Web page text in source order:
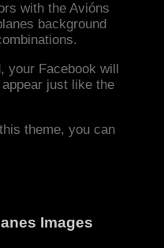
with the Avións
background
Facebook will
just like the
theme, you can
Images